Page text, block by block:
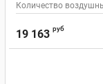
Количество
19 163 руб